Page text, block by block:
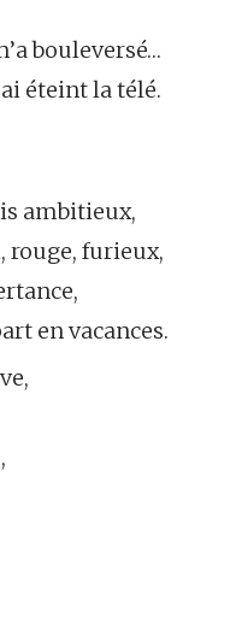
bouleversé…
éteint la télé.
ambitieux,
rouge, furieux,
en vacances.